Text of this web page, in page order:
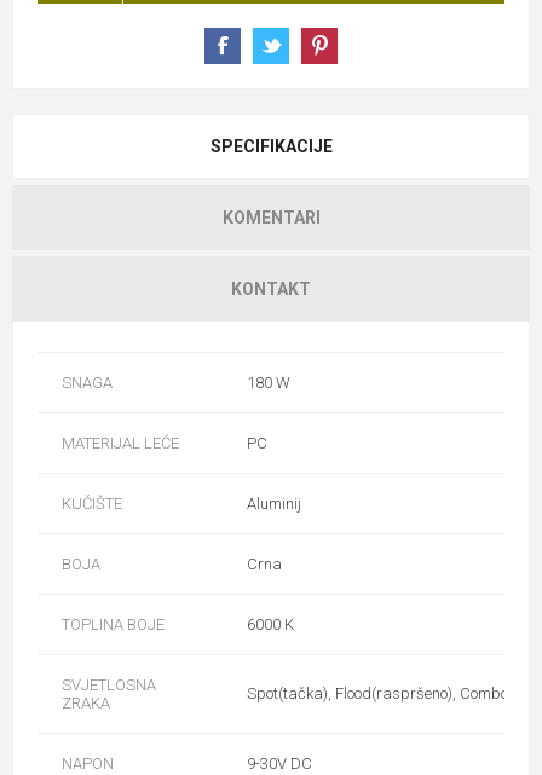
SPECIFIKACIJE
KOMENTARI
KONTAKT
SNAGA 180 W
MATERIJAL LEĆE PC
KUČIŠTE Aluminij
BOJA Crna
TOPLINA BOJE 6000 K
SVJETLOSNA
ZRAKA
Spot(tačka), Flood(raspršeno),
NAPON 9-30V DC